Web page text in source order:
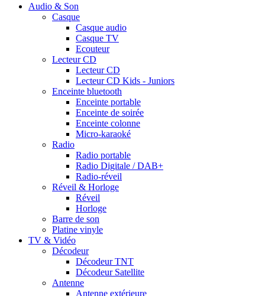
Audio & Son
Casque
Casque audio
Casque TV
Ecouteur
Lecteur CD
Lecteur CD
Lecteur CD Kids - Juniors
Enceinte bluetooth
Enceinte portable
Enceinte de soirée
Enceinte colonne
Micro-karaoké
Radio
Radio portable
Radio Digitale / DAB+
Radio-réveil
Réveil & Horloge
Réveil
Horloge
Barre de son
Platine vinyle
TV & Vidéo
Décodeur
Décodeur TNT
Décodeur Satellite
Antenne
Antenne extérieure